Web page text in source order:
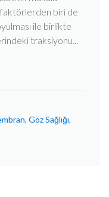
biri de
ile birlikte
traksiyonu...
, Göz Sağlığı,